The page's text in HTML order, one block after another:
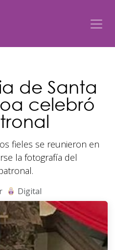
de Santa
celebró
fieles se reunieron en
la fotografía del
Digital